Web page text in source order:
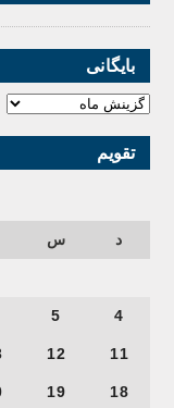
بایگانی
تقویم
د س
4
5
11
12
18
19